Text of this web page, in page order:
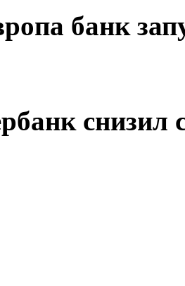
банк
снизил